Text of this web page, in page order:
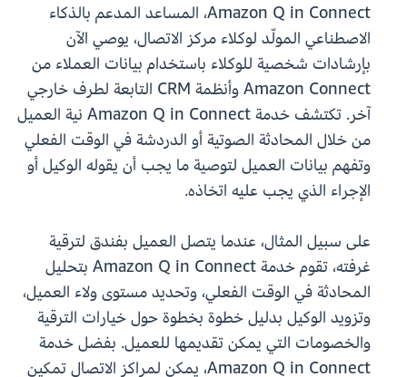
Amazon Q in Connect، المساعد المدعم بالذكاء
الاصطناعي المولّد لوكلاء مركز الاتصال، يوصي الآن
بإرشادات شخصية للوكلاء باستخدام بيانات العملاء من
Amazon Connect وأنظمة CRM التابعة لطرف خارجي
آخر. تكتشف خدمة Amazon Q in Connect نية العميل
من خلال المحادثة الصوتية أو الدردشة في الوقت الفعلي
وتفهم بيانات العميل لتوصية ما يجب أن يقوله الوكيل أو
الإجراء الذي يجب عليه اتخاذه.
على سبيل المثال، عندما يتصل العميل بفندق لترقية
غرفته، تقوم خدمة Amazon Q in Connect بتحليل
المحادثة في الوقت الفعلي، وتحديد مستوى ولاء العميل،
وتزويد الوكيل بدليل خطوة بخطوة حول خيارات الترقية
والخصومات التي يمكن تقديمها للعميل. بفضل خدمة
Amazon Q in Connect، يمكن لمراكز الاتصال تمكين